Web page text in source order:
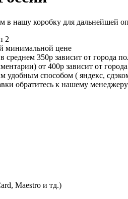
в нашу коробку для дальнейшей
2
минимальной цене
350р зависит от города
от 400р зависит от
способом ( яндекс,
обратитесь к нашему менеджеру
Maestro и тд.)